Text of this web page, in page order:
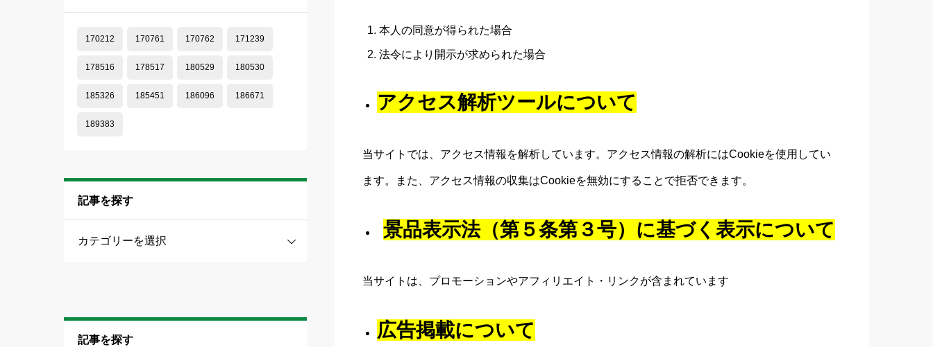
本人の同意が得られた場合
法令により開示が求められた場合
アクセス解析ツールについて
当サイトでは、アクセス情報を解析しています。アクセス情報の解析にはCookieを使用してい
ます。また、アクセス情報の収集はCookieを無効にすることで拒否できます。
景品表示法（第５条第３号）に基づく表示について
当サイトは、プロモーションやアフィリエイト・リンクが含まれています
広告掲載について
170212 170761 170762 171239
178516 178517 180529 180530
185326 185451 186096 186671
189383
記事を探す
記事を探す